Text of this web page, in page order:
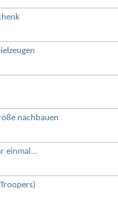
nachbauen
einmal...